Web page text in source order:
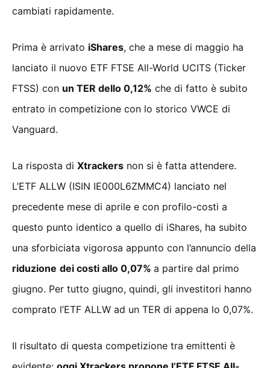
cambiati rapidamente.
Prima è arrivato iShares, che a mese di maggio ha
lanciato il nuovo ETF FTSE All-World UCITS (Ticker
FTSS) con un TER dello 0,12% che di fatto è subito
entrato in competizione con lo storico VWCE di
Vanguard.
La risposta di Xtrackers non si è fatta attendere.
L’ETF ALLW (ISIN IE000L6ZMMC4) lanciato nel
precedente mese di aprile e con profilo-costi a
questo punto identico a quello di iShares, ha subito
una sforbiciata vigorosa appunto con l’annuncio della
riduzione dei costi allo 0,07% a partire dal primo
giugno. Per tutto giugno, quindi, gli investitori hanno
comprato l’ETF ALLW ad un TER di appena lo 0,07%.
Il risultato di questa competizione tra emittenti è